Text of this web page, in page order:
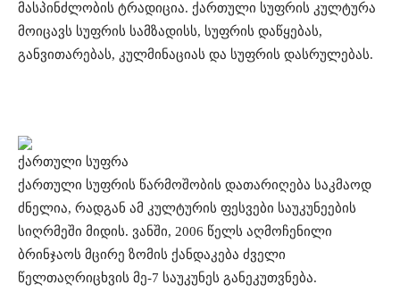
მასპინძლობის ტრადიცია. ქართული სუფრის კულტურა
მოიცავს სუფრის სამზადისს, სუფრის დაწყებას,
განვითარებას, კულმინაციას და სუფრის დასრულებას.
ქართული სუფრა
ქართული სუფრის წარმოშობის დათარიღება საკმაოდ
ძნელია, რადგან ამ კულტურის ფესვები საუკუნეების
სიღრმეში მიდის. ვანში, 2006 წელს აღმოჩენილი
ბრინჯაოს მცირე ზომის ქანდაკება ძველი
წელთაღრიცხვის მე-7 საუკუნეს განეკუთვნება.